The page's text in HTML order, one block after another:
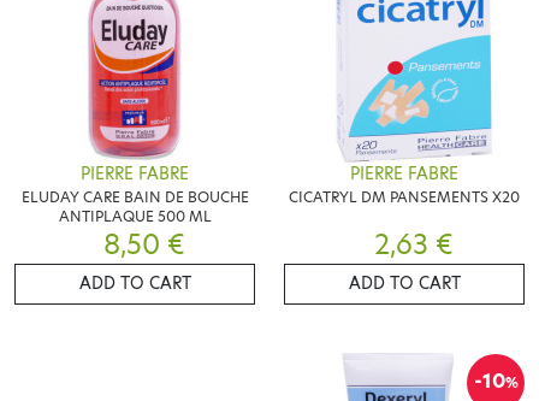
PIERRE FABRE
ELUDAY CARE BAIN DE BOUCHE
ANTIPLAQUE 500 ML
8,50 €
ADD TO CART
PIERRE FABRE
CICATRYL DM PANSEMENTS X20
2,63 €
ADD TO CART
-10%